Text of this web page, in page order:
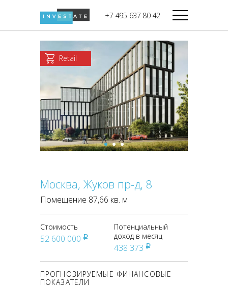
+7 495 637 80 42
Дикси
Верный
Мираторг
Магнолия
В башне
Башня Федерация-II
Башня Федерация-I
Восток
Город Столиц,
Северный блок
Город Столиц,
Южный блок
Retail
Москва, Жуков пр-д, 8
Помещение 87,66 кв. м
Стоимость
52 600 000 pуб
Потенциальный
доход в месяц
438 373 pуб
ПРОГНОЗИРУЕМЫЕ ФИНАНСОВЫЕ
ПОКАЗАТЕЛИ